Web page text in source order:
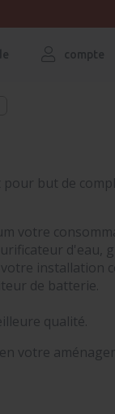
compte
but de
votre
d'eau,
installation
de batterie.
qualité.
votre